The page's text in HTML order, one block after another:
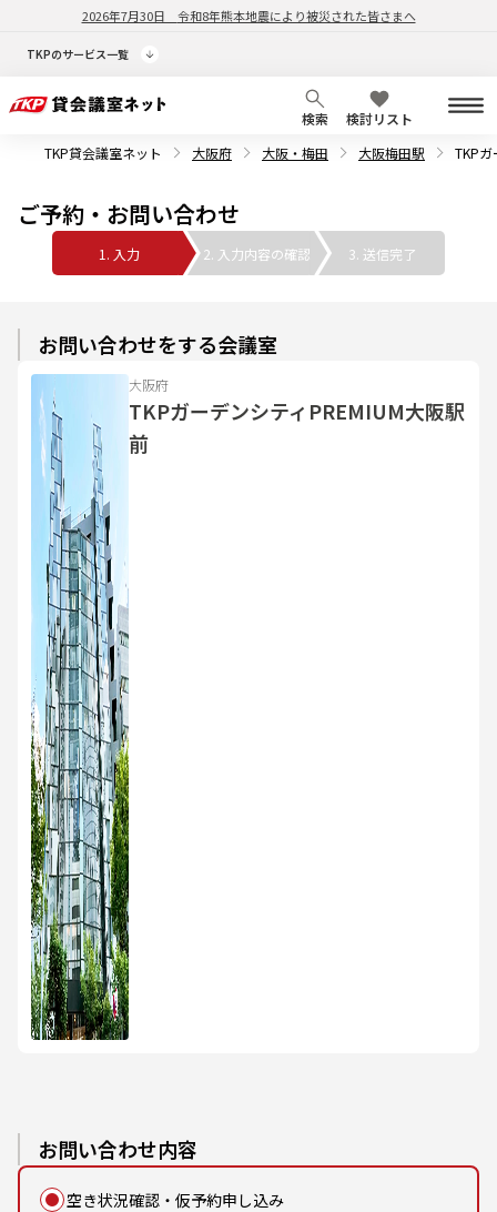
2026年7月30日 令和8年熊本地震により被災された皆さまへ
TKPのサービス一覧
検索
検討リスト
TKP貸会議室ネット
大阪府 大阪・梅田 大阪梅田駅 TKPガ
ご予約・お問い合わせ
1. 入力 2. 入力内容の確認 3. 送信完了
お問い合わせをする会議室
大阪府
TKPガーデンシティPREMIUM大阪駅
前
お問い合わせ内容
空き状況確認・仮予約申し込み